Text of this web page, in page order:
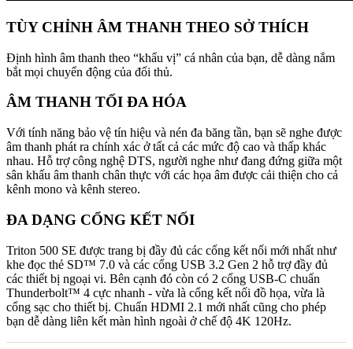
TÙY CHỈNH ÂM THANH THEO SỞ THÍCH
Định hình âm thanh theo “khẩu vị” cá nhân của bạn, dễ dàng nắm
bắt mọi chuyển động của đối thủ.
ÂM THANH TỐI ĐA HÓA
Với tính năng bảo vệ tín hiệu và nén đa băng tần, bạn sẽ nghe được
âm thanh phát ra chính xác ở tất cả các mức độ cao và thấp khác
nhau. Hỗ trợ công nghệ DTS, người nghe như đang đứng giữa một
sân khấu âm thanh chân thực với các họa âm được cải thiện cho cả
kênh mono và kênh stereo.
ĐA DẠNG CỔNG KẾT NỐI
Triton 500 SE được trang bị đầy đủ các cổng kết nối mới nhất như
khe đọc thẻ SD™ 7.0 và các cổng USB 3.2 Gen 2 hỗ trợ đầy đủ
các thiết bị ngoại vi. Bên cạnh đó còn có 2 cổng USB-C chuẩn
Thunderbolt™ 4 cực nhanh - vừa là cổng kết nối đồ họa, vừa là
cổng sạc cho thiết bị. Chuẩn HDMI 2.1 mới nhất cũng cho phép
bạn dễ dàng liên kết màn hình ngoài ở chế độ 4K 120Hz.